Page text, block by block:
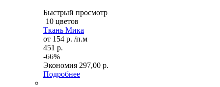
Быстрый просмотр
10 цветов
Ткань Мика
от 154 р. /п.м
451 р.
-66%
Экономия 297,00 р.
Подробнее